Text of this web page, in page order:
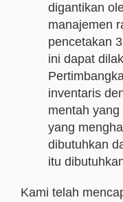
digantikan
manajemen
pencetakan
ini dapat
inventaris
mentah
yang
dibutuhkan
itu
Kami telah